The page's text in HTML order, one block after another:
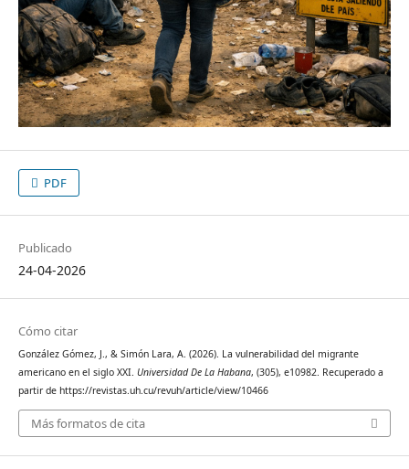
PDF
Publicado
24-04-2026
Cómo citar
González Gómez, J., & Simón Lara, A. (2026). La vulnerabilidad del migrante
americano en el siglo XXI. Universidad De La Habana, (305), e10982. Recuperado a
partir de https://revistas.uh.cu/revuh/article/view/10466
Más formatos de cita